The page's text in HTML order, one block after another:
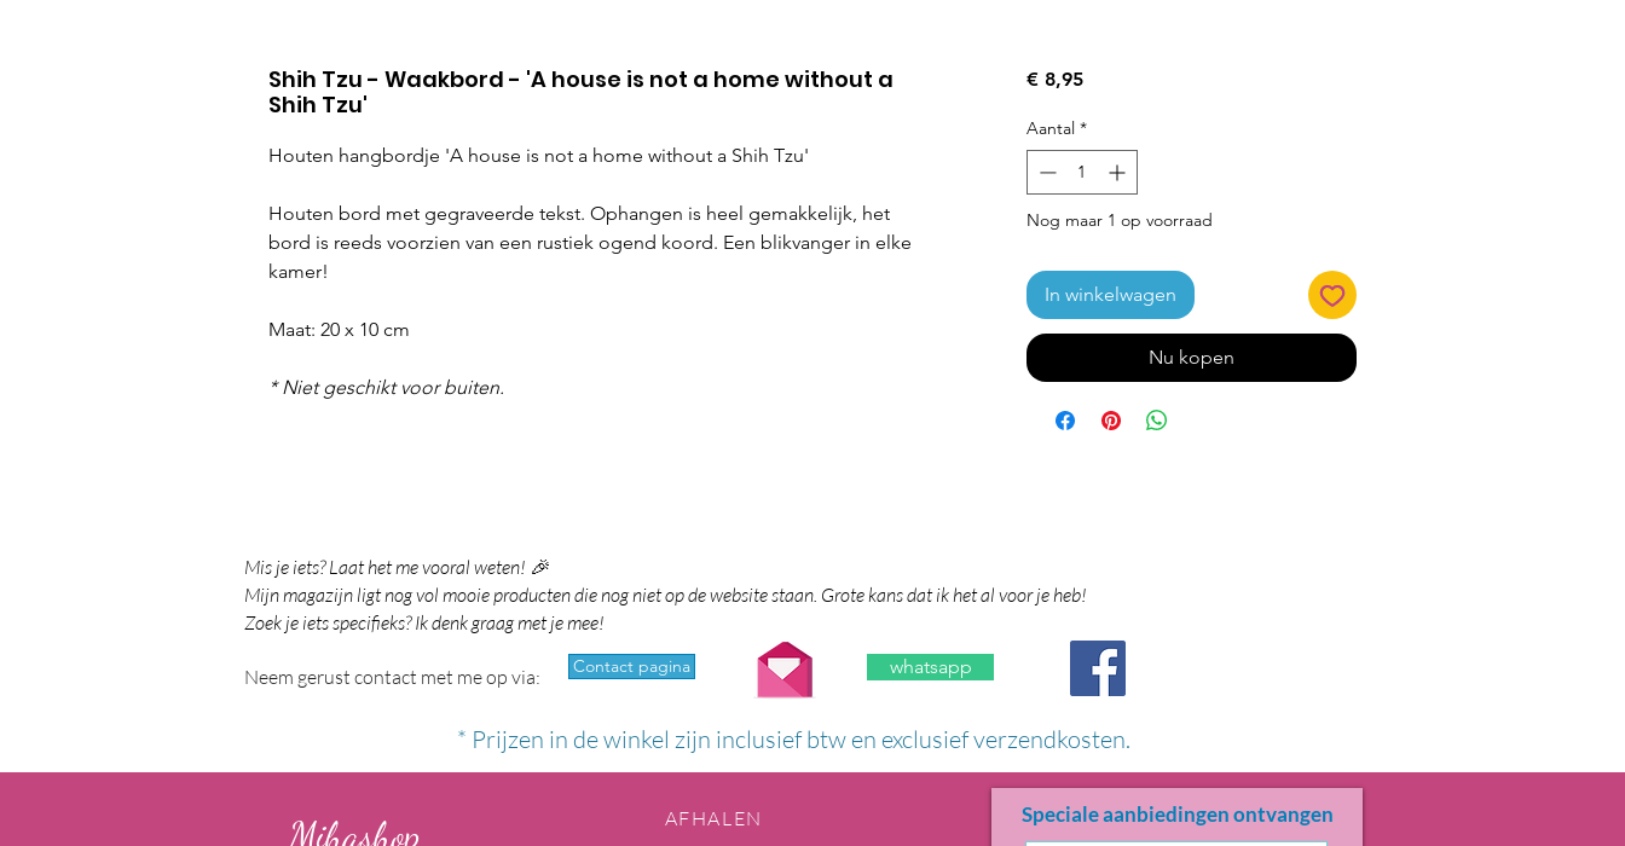
Shih Tzu - Waakbord - 'A house is not a home without a
Shih Tzu'
Houten hangbordje 'A house is not a home without a Shih Tzu'
Houten bord met gegraveerde tekst. Ophangen is heel gemakkelijk, het
bord is reeds voorzien van een rustiek ogend koord. Een blikvanger in elke
kamer!
Maat: 20 x 10 cm
* Niet geschikt voor buiten.
€ 8,95Prijs
Aantal *
Nog maar 1 op voorraad
In winkelwagen
Nu kopen
Mis je iets? Laat het me vooral weten! 🎉
Mijn magazijn ligt nog vol mooie producten die nog niet op de website staan. Grote kans dat ik het al voor je heb!
Zoek je iets specifieks? Ik denk graag met je mee!
Neem gerust contact met me op via: Contact pagina whatsapp
* Prijzen in de winkel zijn inclusief btw en exclusief verzendkosten.
Mihashop
AFHALEN
Speciale aanbiedingen ontvangen